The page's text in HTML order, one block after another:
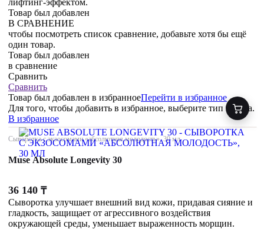
лифтинг-эффектом.
Товар был добавлен
В СРАВНЕНИЕ
чтобы посмотреть список сравнение, добавьте хотя бы ещё
один товар.
Товар был добавлен
в сравнение
Сравнить
Сравнить
Товар был добавлен в избранноеПерейти в избранное
Для того, чтобы добавить в избранное, выберите тип товара.
В избранное
Сыворотка с экзосомами «абсолютная молодость», 30 мл
Muse Absolute Longevity 30
36 140 ₸
Сыворотка улучшает внешний вид кожи, придавая сияние и
гладкость, защищает от агрессивного воздействия
окружающей среды, уменьшает выраженность морщин.